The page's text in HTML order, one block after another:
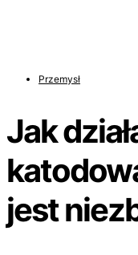
Przemysł
Jak
jest